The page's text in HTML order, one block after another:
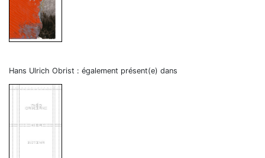
Hans Ulrich Obrist : également présent(e) dans